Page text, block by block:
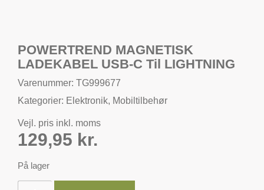
POWERTREND MAGNETISK
LADEKABEL USB-C Til LIGHTNING
Varenummer: TG999677
Kategorier: Elektronik, Mobiltilbehør
Vejl. pris inkl. moms
129,95 kr.
På lager